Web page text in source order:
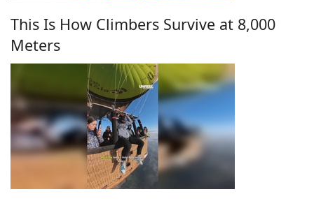
This Is How Climbers Survive at 8,000
Meters